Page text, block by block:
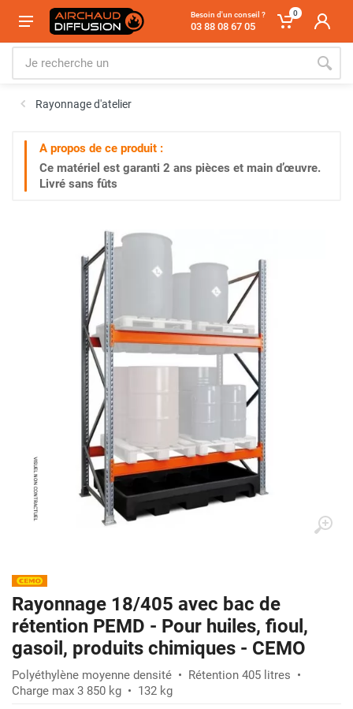
Besoin d'un conseil ?
03 88 08 67 05
0
Rayonnage d'atelier
A propos de ce produit :
Ce matériel est garanti 2 ans pièces et main d’œuvre.
Livré sans fûts
Rayonnage 18/405 avec bac de
rétention PEMD - Pour huiles, fioul,
gasoil, produits chimiques - CEMO
Polyéthylène moyenne densité • Rétention 405 litres •
Charge max 3 850 kg • 132 kg